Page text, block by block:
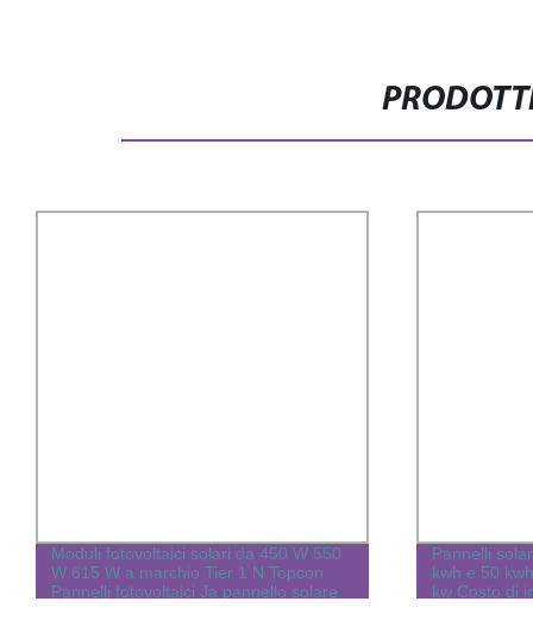
Moduli fotovoltaici solari da 450 W 550
W 615 W a marchio Tier 1 N Topcon
Pannelli fotovoltaici Ja pannello solare
Pannelli
kwh e 50
kw Costo di